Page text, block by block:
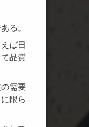
る。
ば日
品質
需要
限ら